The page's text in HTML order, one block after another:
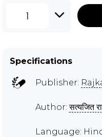
1
Specifications
Publisher:
Author:सत्यजित
Language: